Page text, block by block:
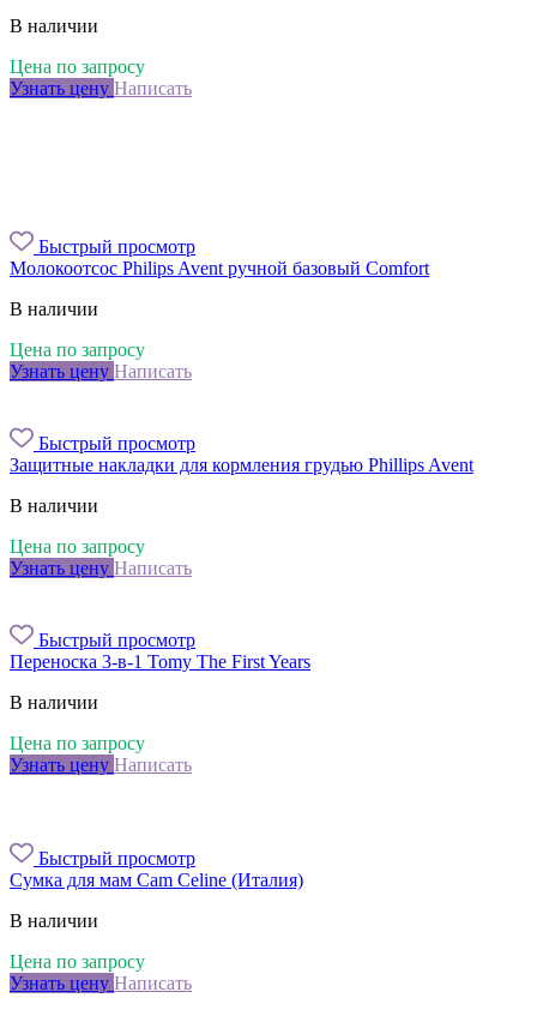
В наличии
Цена по запросу
Узнать цену Написать
Быстрый просмотр
Молокоотсос Philips Avent ручной базовый Comfort
В наличии
Цена по запросу
Узнать цену Написать
Быстрый просмотр
Защитные накладки для кормления грудью Phillips Avent
В наличии
Цена по запросу
Узнать цену Написать
Быстрый просмотр
Переноска 3-в-1 Tomy The First Years
В наличии
Цена по запросу
Узнать цену Написать
Быстрый просмотр
Сумка для мам Cam Celine (Италия)
В наличии
Цена по запросу
Узнать цену Написать